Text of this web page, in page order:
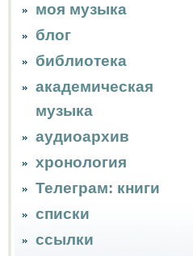
моя музыка
блог
библиотека
академическая
музыка
аудиоархив
хронология
Телеграм: книги
списки
ссылки